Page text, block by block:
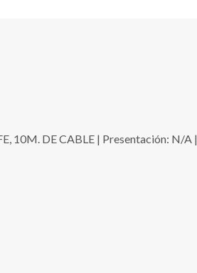
10M. DE CABLE | Presentación: N/A |